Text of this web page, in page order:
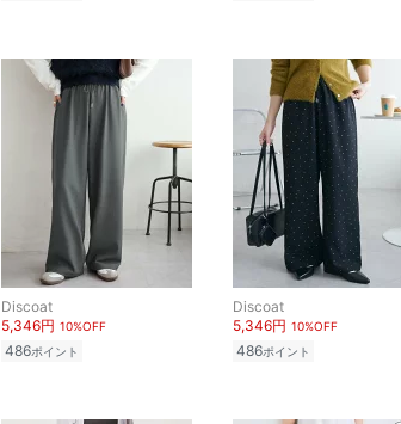
Discoat
5,346円 10%OFF
486ポイント
Discoat
5,346円 10%OFF
486ポイント